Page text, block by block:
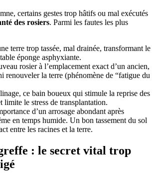
certains gestes trop hâtifs ou mal exécutés
des rosiers. Parmi les fautes les plus
terre trop tassée, mal drainée, transformant le
éponge asphyxiante.
rosier à l’emplacement exact d’un ancien,
renouveler la terre (phénomène de “fatigue du
ce bain boueux qui stimule la reprise des
limite le stress de transplantation.
d’un arrosage abondant après
en temps humide. Un bon tassement du sol
entre les racines et la terre.
: le secret vital trop